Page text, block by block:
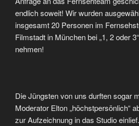
endlich soweit! Wir wurden
insgesamt 20 Personen im
Filmstadt in München bei „1, 2 oder
nehmen!
Die Jüngsten von uns durften sogar
Moderator Elton „höchstpersönlich“
zur Aufzeichnung in das Studio